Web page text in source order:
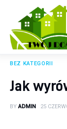
BEZ KATEGORII
Jak
BY ADMIN 25